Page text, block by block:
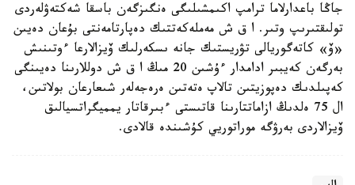
جاڭا باعدارلاما ترامپ اكىمشىلىگى ەنگىزگەن باسقا شەكتەۋلەردى
تولىقتىرىپ وتىر. ا ق ش مەملەكەتتىك دەپارتامەنتى بۇعان دەيىن
«ۆ» كاتەگوريالى تۋريستىك جانە ىسكەرلىك ۆيزالارعا ءوتىنىش
بەرگەن كەيبىر ادامدار ءۇشىن 20 مىڭ ا ق ش دوللارىنا دەيىنگى
كەپىلدىك دەپوزيتىن تالاپ ەتەتىن ەرەجەلەر شىعارعان بولاتىن،
ال 75 ەلدىڭ ازاماتتارىنا قاتىستى ءبىرقاتار يمميگراتسيالىق
ۆيزالاردى بەرۋگە موراتوريي كۇشىندە قالادى.